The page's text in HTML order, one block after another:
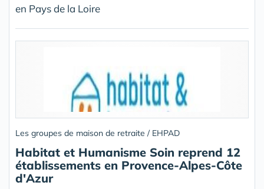
en Pays de la Loire
Les groupes de maison de retraite / EHPAD
Habitat et Humanisme Soin reprend 12
établissements en Provence-Alpes-Côte
d'Azur